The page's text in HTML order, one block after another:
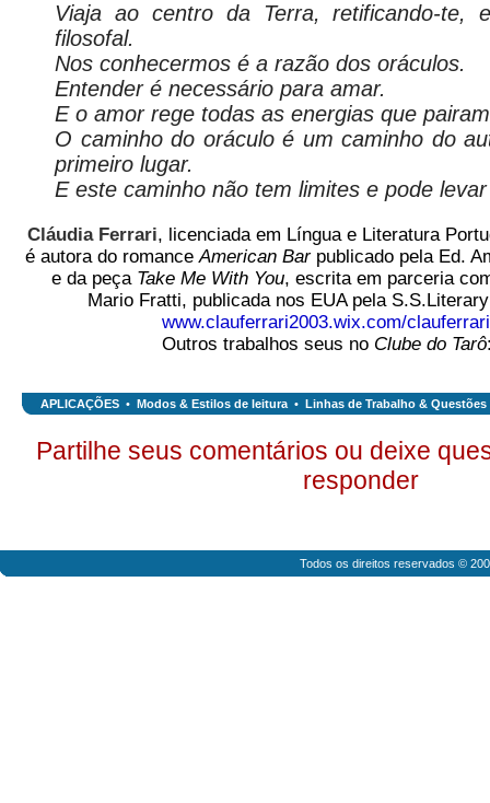
Viaja ao centro da Terra, retificando-te,
filosofal.
Nos conhecermos é a razão dos oráculos.
Entender é necessário para amar.
E o amor rege todas as energias que
O caminho do oráculo é um caminho do
primeiro lugar.
E este caminho não tem limites e pode
Cláudia Ferrari, licenciada em Língua e Literatura
é autora do romanceAmerican Bar publicado pela Ed.
e da peça Take Me With You, escrita em parceria
Mario Fratti, publicada nos EUA pela
www.clauferrari2003.wix.com/
Outros trabalhos seus no Clube do Tarô
APLICAÇÕES • Modos & Estilos de leitura • Linhas de Trabalho & Questões
Partilhe seus comentários ou deixe
responder
Todos os direitos reservados ©